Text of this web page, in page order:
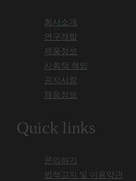
회사소개
연구개발
제품정보
사회적 책임
공지사항
채용정보
Quick links
문의하기
법적고지 및 이용약관